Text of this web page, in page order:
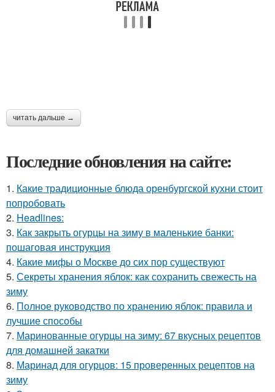
читать дальше →
Последние обновления на сайте:
1. Какие традиционные блюда оренбургской кухни стоит
попробовать
2. Headlines:
3. Как закрыть огурцы на зиму в маленькие банки:
пошаговая инструкция
4. Какие мифы о Москве до сих пор существуют
5. Секреты хранения яблок: как сохранить свежесть на
зиму
6. Полное руководство по хранению яблок: правила и
лучшие способы
7. Маринованные огурцы на зиму: 67 вкусных рецептов
для домашней закатки
8. Маринад для огурцов: 15 проверенных рецептов на
зиму